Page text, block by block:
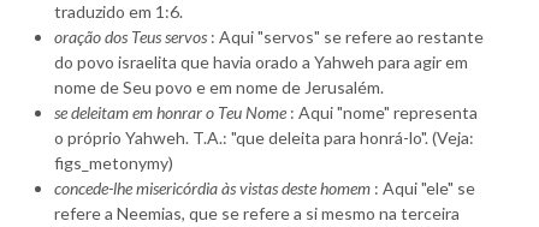
traduzido em 1:6.
oração dos Teus servos : Aqui "servos" se refere ao restante
do povo israelita que havia orado a Yahweh para agir em
nome de Seu povo e em nome de Jerusalém.
se deleitam em honrar o Teu Nome : Aqui "nome" representa
o próprio Yahweh. T.A.: "que deleita para honrá-lo". (Veja:
figs_metonymy)
concede-lhe misericórdia às vistas deste homem : Aqui "ele" se
refere a Neemias, que se refere a si mesmo na terceira